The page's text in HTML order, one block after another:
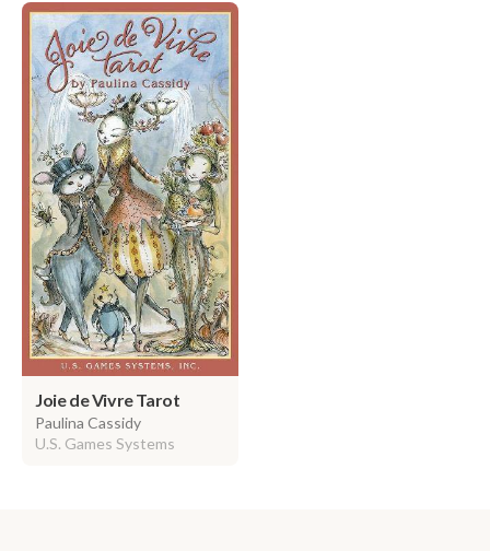
Joie de Vivre Tarot
Paulina Cassidy
U.S. Games Systems